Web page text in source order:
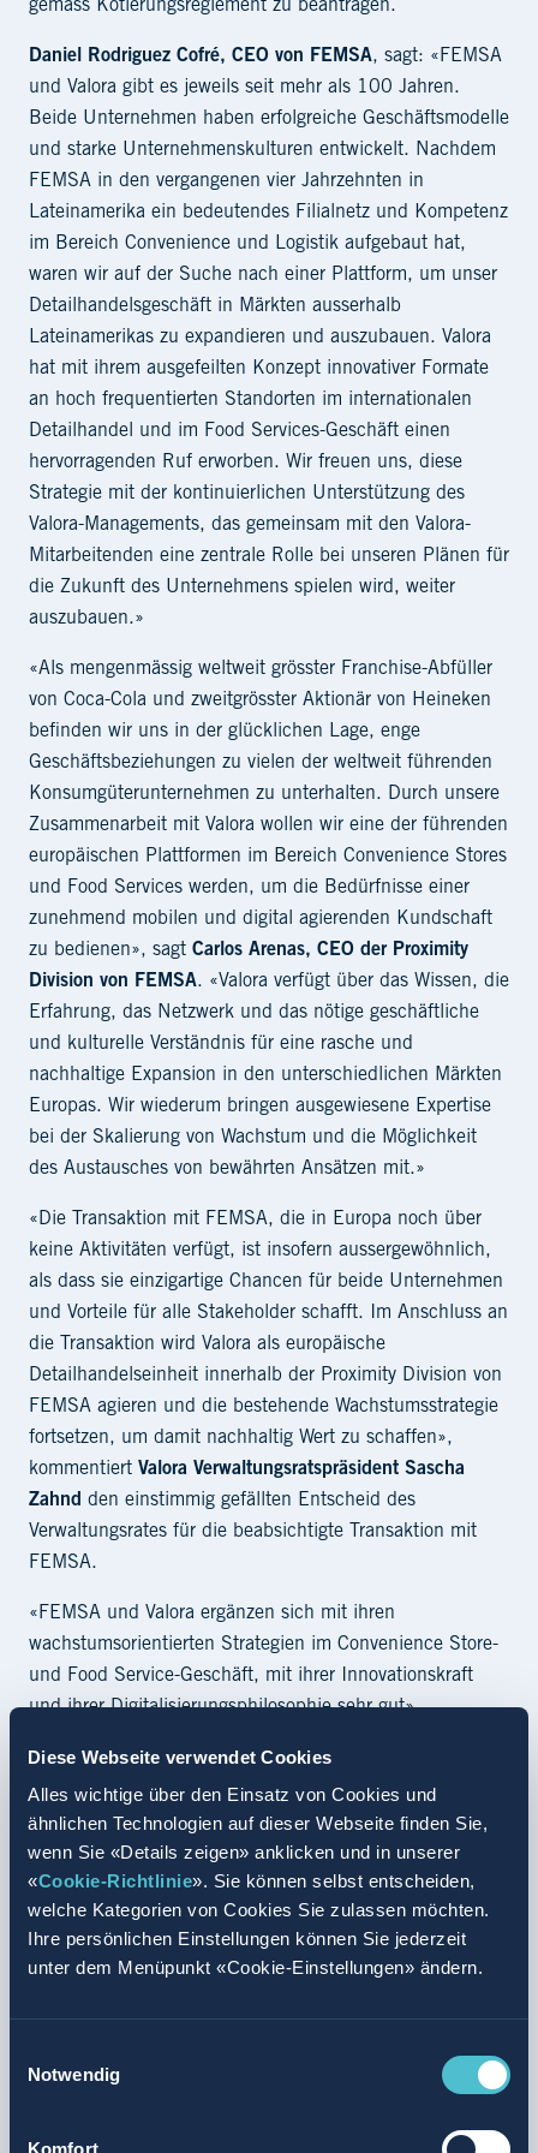
Diese Webseite verwendet Cookies
Alles wichtige über den Einsatz von Cookies und
ähnlichen Technologien auf dieser Webseite finden Sie,
wenn Sie «Details zeigen» anklicken und in unserer
«Cookie-Richtlinie». Sie können selbst entscheiden,
welche Kategorien von Cookies Sie zulassen möchten.
Ihre persönlichen Einstellungen können Sie jederzeit
unter dem Menüpunkt «Cookie-Einstellungen» ändern.
Notwendig
Komfort
gemäss Kotierungsreglement zu beantragen.
Daniel Rodriguez Cofré, CEO von FEMSA, sagt: «FEMSA
und Valora gibt es jeweils seit mehr als 100 Jahren.
Beide Unternehmen haben erfolgreiche Geschäftsmodelle
und starke Unternehmenskulturen entwickelt. Nachdem
FEMSA in den vergangenen vier Jahrzehnten in
Lateinamerika ein bedeutendes Filialnetz und Kompetenz
im Bereich Convenience und Logistik aufgebaut hat,
waren wir auf der Suche nach einer Plattform, um unser
Detailhandelsgeschäft in Märkten ausserhalb
Lateinamerikas zu expandieren und auszubauen. Valora
hat mit ihrem ausgefeilten Konzept innovativer Formate
an hoch frequentierten Standorten im internationalen
Detailhandel und im Food Services-Geschäft einen
hervorragenden Ruf erworben. Wir freuen uns, diese
Strategie mit der kontinuierlichen Unterstützung des
Valora-Managements, das gemeinsam mit den Valora-
Mitarbeitenden eine zentrale Rolle bei unseren Plänen für
die Zukunft des Unternehmens spielen wird, weiter
auszubauen.»
«Als mengenmässig weltweit grösster Franchise-Abfüller
von Coca-Cola und zweitgrösster Aktionär von Heineken
befinden wir uns in der glücklichen Lage, enge
Geschäftsbeziehungen zu vielen der weltweit führenden
Konsumgüterunternehmen zu unterhalten. Durch unsere
Zusammenarbeit mit Valora wollen wir eine der führenden
europäischen Plattformen im Bereich Convenience Stores
und Food Services werden, um die Bedürfnisse einer
zunehmend mobilen und digital agierenden Kundschaft
zu bedienen», sagt Carlos Arenas, CEO der Proximity
Division von FEMSA. «Valora verfügt über das Wissen, die
Erfahrung, das Netzwerk und das nötige geschäftliche
und kulturelle Verständnis für eine rasche und
nachhaltige Expansion in den unterschiedlichen Märkten
Europas. Wir wiederum bringen ausgewiesene Expertise
bei der Skalierung von Wachstum und die Möglichkeit
des Austausches von bewährten Ansätzen mit.»
«Die Transaktion mit FEMSA, die in Europa noch über
keine Aktivitäten verfügt, ist insofern aussergewöhnlich,
als dass sie einzigartige Chancen für beide Unternehmen
und Vorteile für alle Stakeholder schafft. Im Anschluss an
die Transaktion wird Valora als europäische
Detailhandelseinheit innerhalb der Proximity Division von
FEMSA agieren und die bestehende Wachstumsstrategie
fortsetzen, um damit nachhaltig Wert zu schaffen»,
kommentiert Valora Verwaltungsratspräsident Sascha
Zahnd den einstimmig gefällten Entscheid des
Verwaltungsrates für die beabsichtigte Transaktion mit
FEMSA.
«FEMSA und Valora ergänzen sich mit ihren
wachstumsorientierten Strategien im Convenience Store-
und Food Service-Geschäft, mit ihrer Innovationskraft
und ihrer Digitalisierungsphilosophie sehr gut»,
beabsichtigte Transaktion mit FEMSA. «Wir wollen das
Wachstum des Sektors aktiv vorantreiben und können
dabei von den Ressourcen von FEMSA und ihrer grossen
Erfahrung als führendes Detailhandelsunternehmen
profitieren. Die neuen Dimensionen und Möglichkeiten,
welche die Zusammenarbeit mit FEMSA bietet, sowie die
Bereitschaft von FEMSA, unsere erfolgreiche
und die bestehenden Mitarbeitenden fortzuführen, haben
überzeugt, Teil der FEMSA-Gruppe zu werden.»
Angestrebte Beschleunigung der Wachstumspläne von